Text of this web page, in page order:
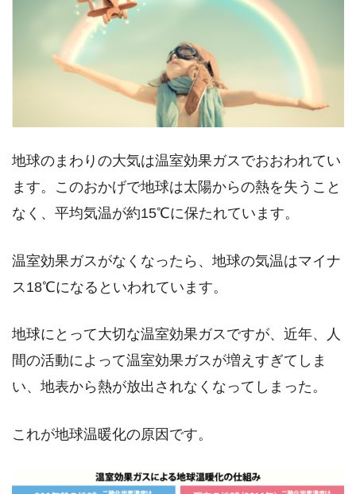
地球のまわりの大気は温室効果ガスでおおわれてい
ます。このおかげで地球は太陽からの熱を失うこと
なく、平均気温が約15℃に保たれています。
温室効果ガスがなくなったら、地球の気温はマイナ
ス18℃になるといわれています。
地球にとって大切な温室効果ガスですが、近年、人
間の活動によって温室効果ガスが増えすぎてしま
い、地表から熱が放出されなくなってしまった。
これが地球温暖化の原因です。